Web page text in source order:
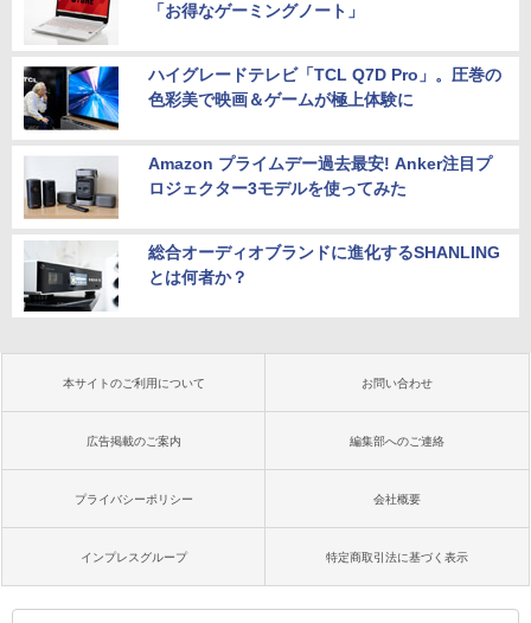
「お得なゲーミングノート」
ハイグレードテレビ「TCL Q7D Pro」。圧巻の
色彩美で映画＆ゲームが極上体験に
Amazon プライムデー過去最安! Anker注目プ
ロジェクター3モデルを使ってみた
総合オーディオブランドに進化するSHANLING
とは何者か？
本サイトのご利用について お問い合わせ
広告掲載のご案内 編集部へのご連絡
プライバシーポリシー 会社概要
インプレスグループ 特定商取引法に基づく表示